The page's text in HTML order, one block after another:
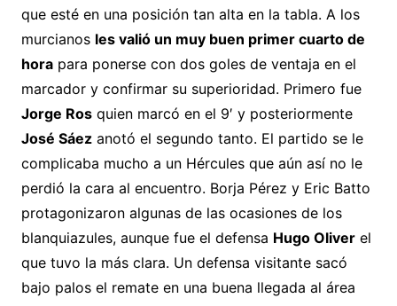
que esté en una posición tan alta en la tabla. A los
murcianos les valió un muy buen primer cuarto de
horapara ponerse con dos goles de ventaja en el
marcador y confirmar su superioridad. Primero fue
Jorge Rosquien marcó en el 9′ y posteriormente
José Sáezanotó el segundo tanto. El partido se le
complicaba mucho a un Hércules que aún así no le
perdió la cara al encuentro. Borja Pérez y Eric Batto
protagonizaron algunas de las ocasiones de los
blanquiazules, aunque fue el defensa Hugo Oliverel
que tuvo la más clara. Un defensa visitante sacó
bajo palos el remate en una buena llegada al área